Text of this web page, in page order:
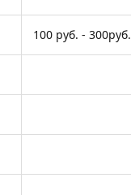
100 руб. - 300руб.